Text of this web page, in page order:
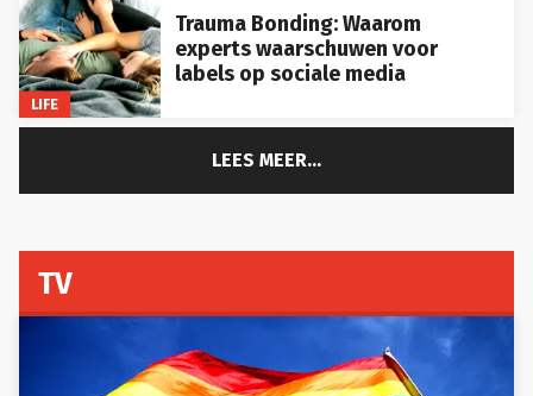
LIFE
Trauma Bonding: Waarom
experts waarschuwen voor
labels op sociale media
LEES MEER...
TV